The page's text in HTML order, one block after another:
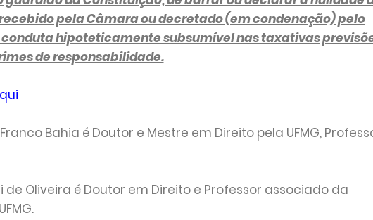
pela Câmara ou decretado (em condenação) pelo
hipoteticamente subsumível nas taxativas
de responsabilidade.
Bahia é Doutor e Mestre em Direito pela UFMG,
Oliveira é Doutor em Direito e Professor associado da